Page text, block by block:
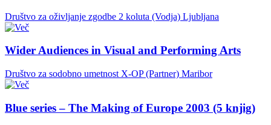
Društvo za oživljanje zgodbe 2 koluta (Vodja) Ljubljana
Wider Audiences in Visual and Performing Arts
Društvo za sodobno umetnost X-OP (Partner) Maribor
Blue series – The Making of Europe 2003 (5 knjig)